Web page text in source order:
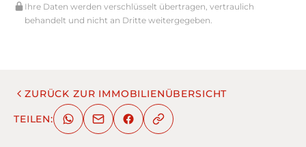
Ihre Daten werden verschlüsselt übertragen, vertraulich
behandelt und nicht an Dritte weitergegeben.
ZURÜCK ZUR IMMOBILIENÜBERSICHT
TEILEN: